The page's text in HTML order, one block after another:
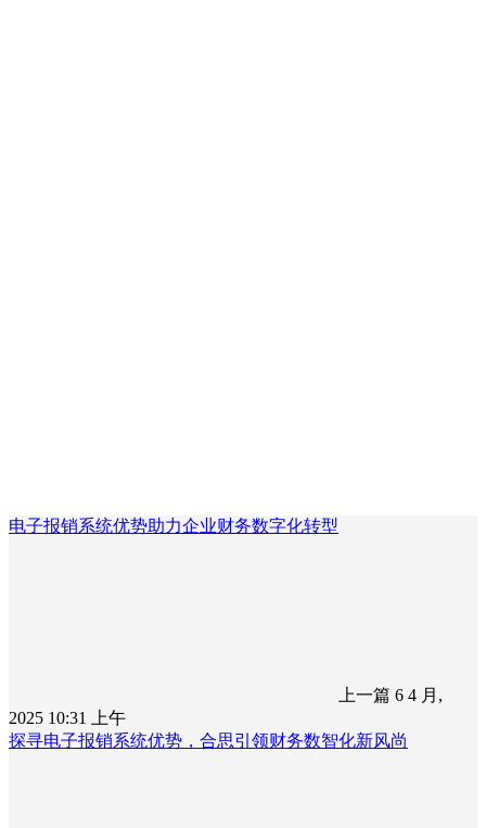
电子报销系统优势助力企业财务数字化转型
上一篇 6 4 月,
2025 10:31 上午
探寻电子报销系统优势，合思引领财务数智化新风尚